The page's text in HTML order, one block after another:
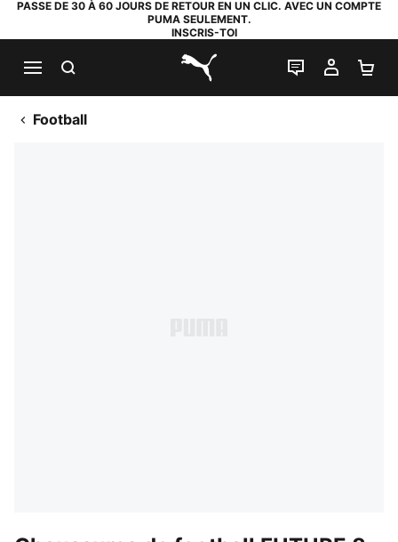
PASSE DE 30 À 60 JOURS DE RETOUR EN UN CLIC. AVEC UN COMPTE
PUMA SEULEMENT.
INSCRIS-TOI
PUMA.com
LIVE CHAT
MON
Football